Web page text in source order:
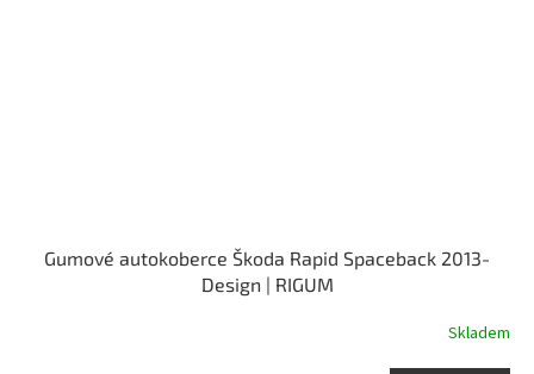
Gumové autokoberce Škoda Rapid Spaceback 2013-
Design | RIGUM
Skladem